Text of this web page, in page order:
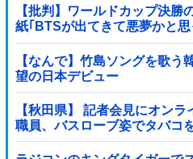
【批判】ワールドカップ決勝
紙｢BTSが出てきて悪夢かと思
【なんで】竹島ソングを歌う
望の日本デビュー
【秋田県】 記者会見にオン
職員、バスローブ姿でタバコ
取りへ